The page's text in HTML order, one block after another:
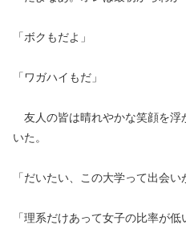
「ボクもだよ」
「ワガハイもだ」
友人の皆は晴れやかな笑顔を浮
いた。
「だいたい、この大学って出会い
「理系だけあって女子の比率が低